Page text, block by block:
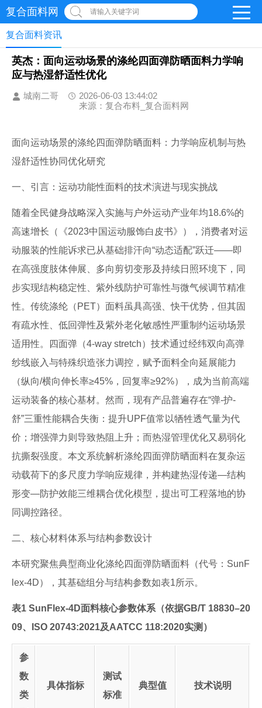
复合面料网 请输入关键字词
复合面料资讯
英杰：面向运动场景的涤纶四面弹防晒面料力学响
应与热湿舒适性优化
城南二哥
2026-06-03 13:44:02
来源：复合布料_复合面料网
面向运动场景的涤纶四面弹防晒面料：力学响应机制与热
湿舒适性协同优化研究
一、引言：运动功能性面料的技术演进与现实挑战
随着全民健身战略深入实施与户外运动产业年均18.6%的
高速增长（《2023中国运动服饰白皮书》），消费者对运
动服装的性能诉求已从基础排汗向“动态适配”跃迁——即
在高强度肢体伸展、多向剪切变形及持续日照环境下，同
步实现结构稳定性、紫外线防护可靠性与微气候调节精准
性。传统涤纶（PET）面料虽具高强、快干优势，但其固
有疏水性、低回弹性及紫外老化敏感性严重制约运动场景
适用性。四面弹（4-way stretch）技术通过经纬双向高弹
纱线嵌入与特殊织造张力调控，赋予面料全向延展能力
（纵向/横向伸长率≥45%，回复率≥92%），成为当前高端
运动装备的核心基材。然而，现有产品普遍存在“弹-护-
舒”三重性能耦合失衡：提升UPF值常以牺牲透气量为代
价；增强弹力则导致热阻上升；而热湿管理优化又易弱化
抗撕裂强度。本文系统解析涤纶四面弹防晒面料在复杂运
动载荷下的多尺度力学响应规律，并构建热湿传递—结构
形变—防护效能三维耦合优化模型，提出可工程落地的协
同调控路径。
二、核心材料体系与结构参数设计
本研究聚焦典型商业化涤纶四面弹防晒面料（代号：SunF
lex-4D），其基础组分与结构参数如表1所示。
表1 SunFlex-4D面料核心参数体系（依据GB/T 18830–20
09、ISO 20743:2021及AATCC 118:2020实测）
参
数
类
具体指标
测试
标准
典型值 技术说明